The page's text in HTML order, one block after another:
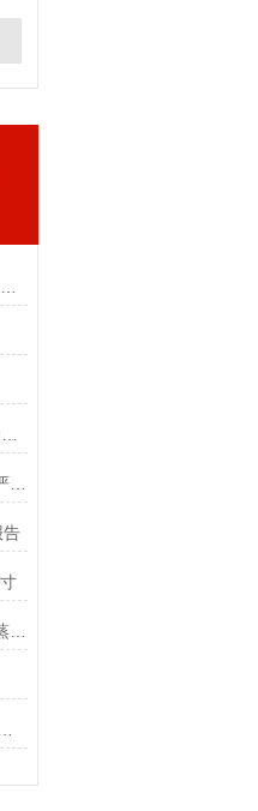
选择ZBSF高温蒸汽电磁阀时的那些严格要求
告
ZBSF高温蒸汽电磁阀能够承受高温蒸汽的冲击和腐蚀
平移运动原理